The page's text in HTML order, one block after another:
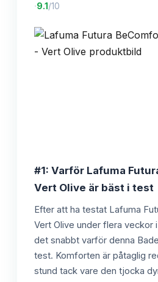
·9.1 /10
#1: Varför Lafuma
Vert Olive är bäst i test
Efter att ha testat Lafuma
Vert Olive under flera veckor
det snabbt varför denna
test. Komforten är påtaglig
stund tack vare den tjocka